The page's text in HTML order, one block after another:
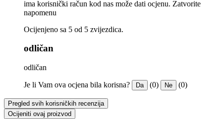
ima korisnički račun kod nas može dati ocjenu. Zatvorite
napomenu
Ocijenjeno sa 5 od 5 zvijezdica.
odličan
odličan
Je li Vam ova ocjena bila korisna? Da (0) Ne (0)
Pregled svih korisničkih recenzija
Ocijeniti ovaj proizvod